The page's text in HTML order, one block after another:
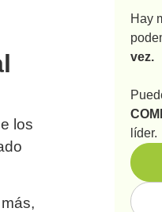
los
Hay
vez.
líder.